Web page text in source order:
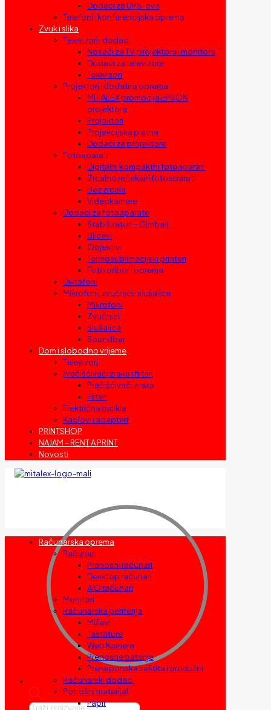
Dodaci za UPS-ove
Telefoni i konferencijska oprema
Zvuk i slika
Televizori i dodaci
Nosači za TV, projektore i monitore
Dodaci za televizore
Televizori
Projektori i dodatna oprema
MIT ALEX promocija EPSON
projektora
Projektori
Projekcijska platna
Dodaci za projektore
Fotoaparati
Digitalni kompaktni fotoaparati
Zrcalno refleksni fotoaparati
Bez zrcala
Videokamere
Dodaci za fotoaparate
Stabilizatori – Gimbali
Blicevi
Objektivi
Termosublimacijski printeri
Foto pribor i oprema
Diktafoni
Mikrofoni, zvučnici i slušalice
Mikrofoni
Zvučnici
Slušalice
Soundbar
Dom i slobodno vrijeme
Televizori
Prečišćivači zraka i filteri
Prečišćivači zraka
Filteri
Električna bicikla
Kablovi i adapteri
PRINTSHOP
NAJAM – RENT A PRINT
Novosti
Products
Računarska oprema
Računari
Prenosni računari
Desktop računari
AIO računari
Monitori
Računarska periferija
Miševi
Tastature
Web Kamere
Prenosne baterije
Prenaponska zaštita i produžni
Računarski dodaci
Potrošni materijal
Papir